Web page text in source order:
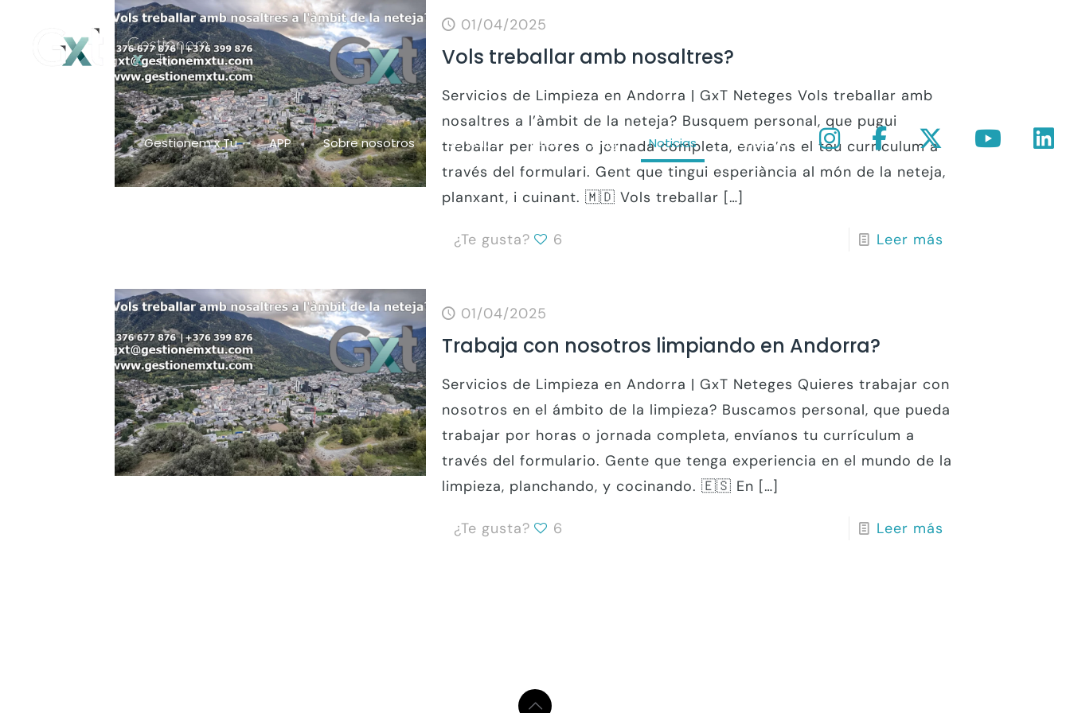
Gestionem x Tu APP Sobre nosotros Servicios FAQs Blog Noticias Contacto
01/04/2025
Vols treballar amb nosaltres?
Servicios de Limpieza en Andorra | GxT Neteges Vols treballar amb
nosaltres a l’àmbit de la neteja? Busquem personal, que pugui
treballar per hores o jornada completa, envia’ns el teu currículum a
través del formulari. Gent que tingui esperiància al món de la neteja,
planxant, i cuinant. 🇲🇩 Vols treballar […]
¿Te gusta? 6 Leer más
01/04/2025
Trabaja con nosotros limpiando en Andorra?
Servicios de Limpieza en Andorra | GxT Neteges Quieres trabajar con
nosotros en el ámbito de la limpieza? Buscamos personal, que pueda
trabajar por horas o jornada completa, envíanos tu currículum a
través del formulario. Gente que tenga experiencia en el mundo de la
limpieza, planchando, y cocinando. 🇪🇸 En […]
¿Te gusta? 6 Leer más